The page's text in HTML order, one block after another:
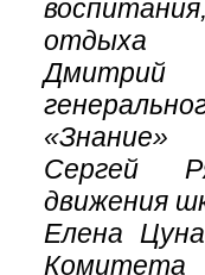
отдыха
Дмитрий
«Знание»
Сергей
движения
Елена
Комитета